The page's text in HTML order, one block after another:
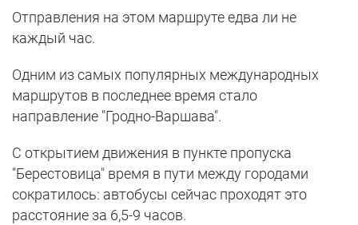
Отправления на этом маршруте едва ли не
каждый час.
Одним из самых популярных международных
маршрутов в последнее время стало
направление "Гродно-Варшава".
С открытием движения в пункте пропуска
"Берестовица" время в пути между городами
сократилось: автобусы сейчас проходят это
расстояние за 6,5-9 часов.